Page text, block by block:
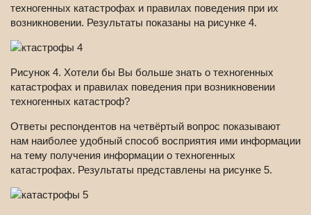
техногенных катастрофах и правилах поведения при их
возникновении. Результаты показаны на рисунке 4.
Рисунок 4. Хотели бы Вы больше знать о техногенных
катастрофах и правилах поведения при возникновении
техногенных катастроф?
Ответы респондентов на четвёртый вопрос показывают
нам наиболее удобный способ восприятия ими информации
на тему получения информации о техногенных
катастрофах. Результаты представлены на рисунке 5.